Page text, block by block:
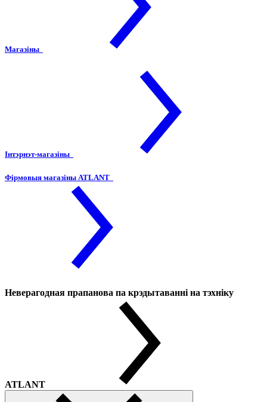
Магазіны
Інтэрнэт-магазіны
Фірмовыя магазіны ATLANT
Неверагодная прапанова па крэдытаванні на тэхніку
ATLANT